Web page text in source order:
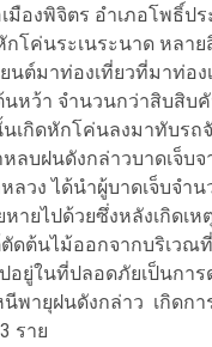
องพิจิตร อำเภอโพธิ์ป
โค่นระเนระนาด หล
นต์มาท่องเที่ยวที่มาท่อ
นหว้า จำนวนกว่าสิบสิ
เกิดหักโค่นลงมาทับรถ
ลบฝนดังกล่าวบาดเจ็บ
วง ได้นำผู้บาดเจ็บจำ
ายไปด้วยซึ่งหลังเกิดเ
ดต้นไม้ออกจากบริเว
อยู่ในที่ปลอดภัยเป็นกา
พายุฝนดังกล่าว เกิด
ราย